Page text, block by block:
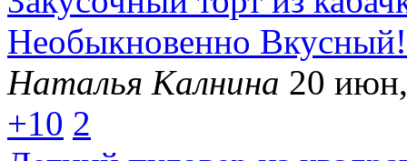
Необыкновенно Вкусный!
Наталья Калнина 20
+10 2